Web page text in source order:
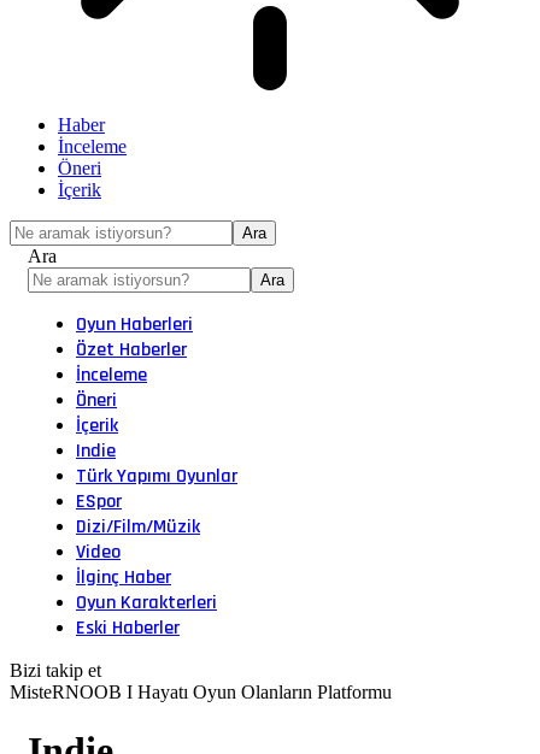
Haber
İnceleme
Öneri
İçerik
Ara
Oyun Haberleri
Özet Haberler
İnceleme
Öneri
İçerik
Indie
Türk Yapımı Oyunlar
ESpor
Dizi/Film/Müzik
Video
İlginç Haber
Oyun Karakterleri
Eski Haberler
Bizi takip et
MisteRNOOB I Hayatı Oyun Olanların Platformu